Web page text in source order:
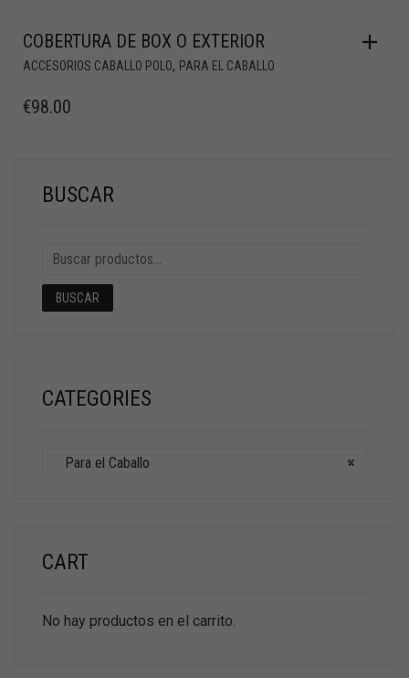
COBERTURA DE BOX O EXTERIOR
ACCESORIOS CABALLO POLO, PARA EL CABALLO
€98.00
BUSCAR
BUSCAR
CATEGORIES
×
Para el Caballo
CART
No hay productos en el carrito.